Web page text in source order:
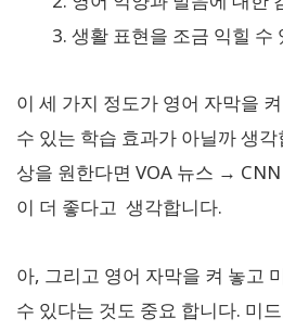
생활 표현을 조금 익힐 수
이 세 가지 정도가 영어 자막을
수 있는 학습 효과가 아닐까 생
상을 원한다면 VOA 뉴스 →
이 더 좋다고 생각합니다.
아, 그리고 영어 자막을 켜 놓고
수 있다는 것도 중요 합니다. 미